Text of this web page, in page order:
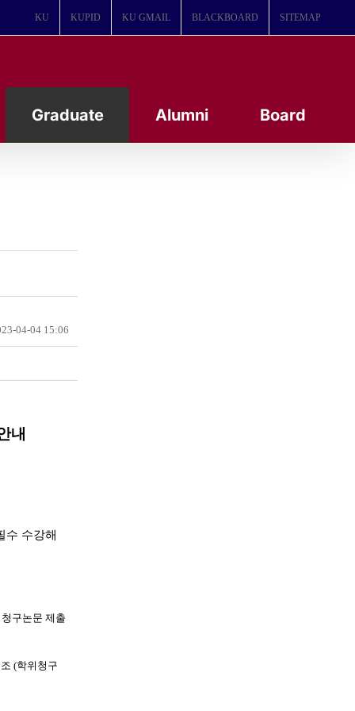
KU KUPID KU GMAIL BLACKBOARD SITEMAP
Graduate Alumni Board
04-04 15:06
내
수 수강해
구논문 제출
조 (학위청구